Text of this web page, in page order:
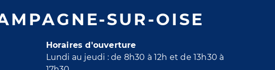
SUR-OISE
Horaires d'ouverture
Lundi au jeudi : de 8h30 à 12h et de 13h30 à